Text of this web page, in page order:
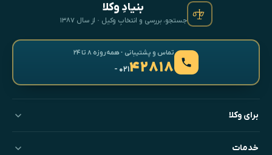
بنیادِ وکلا
جستجو، بررسی و انتخابِ وکیل · از سال ۱۳۸۷
تماس و پشتیبانی · همه‌روزه ۸ تا ۲۴
۴۲۸۱۸- ۰۲۱
برای وکلا
خدمات